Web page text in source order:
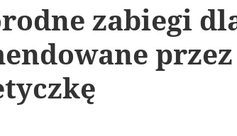
zabiegi
przez